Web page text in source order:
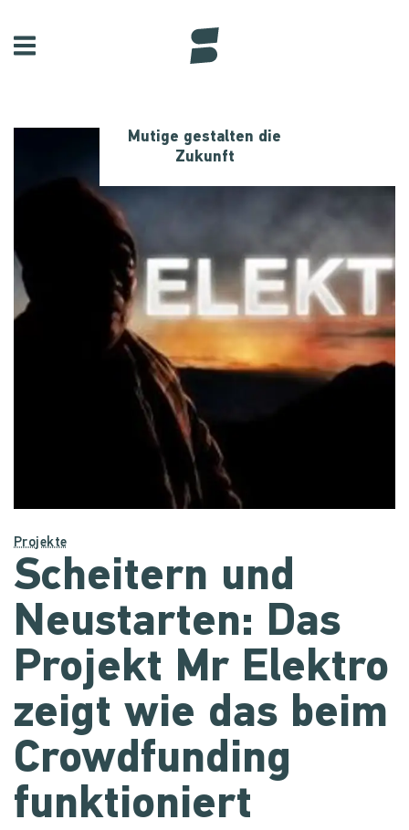
Mutige gestalten die
Zukunft
Projekte
Scheitern und
Neustarten: Das
Projekt Mr Elektro
zeigt wie das beim
Crowdfunding
funktioniert